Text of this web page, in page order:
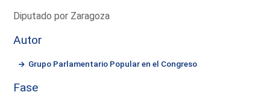
Diputado por Zaragoza
Autor
Grupo Parlamentario Popular en el Congreso
Fase